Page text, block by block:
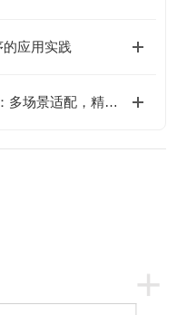
应用实践
多用途静电测量仪核心功能大起底：多场景适配，精准掌控静电动态！
+